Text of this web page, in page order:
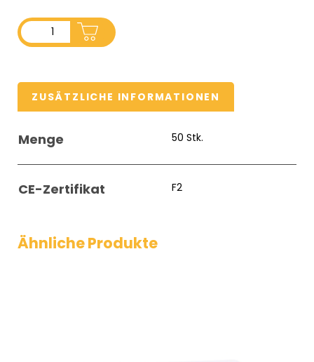
ZUSÄTZLICHE INFORMATIONEN
Menge 50 Stk.
CE-Zertifikat F2
Ähnliche Produkte